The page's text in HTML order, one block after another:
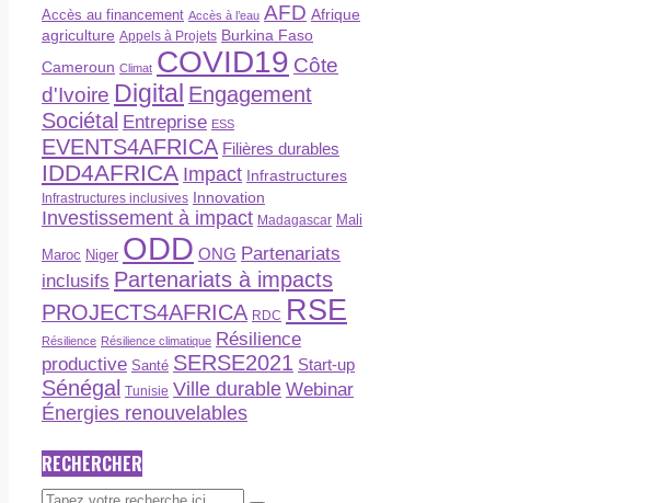
Accès au financement Accès à l’eau AFD Afrique
agriculture Appels à Projets Burkina Faso
Cameroun Climat COVID19 Côte
d'Ivoire Digital Engagement
Sociétal Entreprise ESS
EVENTS4AFRICA Filières durables
IDD4AFRICA Impact Infrastructures
Infrastructures inclusives Innovation
Investissement à impact Madagascar Mali
Maroc Niger ODD ONG Partenariats
inclusifs Partenariats à impacts
PROJECTS4AFRICA RDC RSE
Résilience Résilience climatique Résilience
productive Santé SERSE2021 Start-up
Sénégal Tunisie Ville durable Webinar
Énergies renouvelables
RECHERCHER